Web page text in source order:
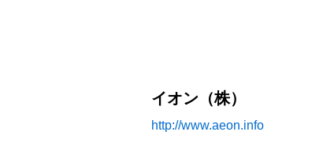
イオン（株）
http://www.aeon.info